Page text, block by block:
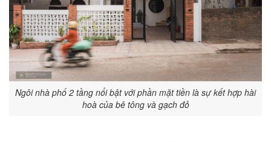
Ngôi nhà phố 2 tầng nổi bật với phần mặt tiền là sự kết hợp hài
hoà của bê tông và gạch đỏ